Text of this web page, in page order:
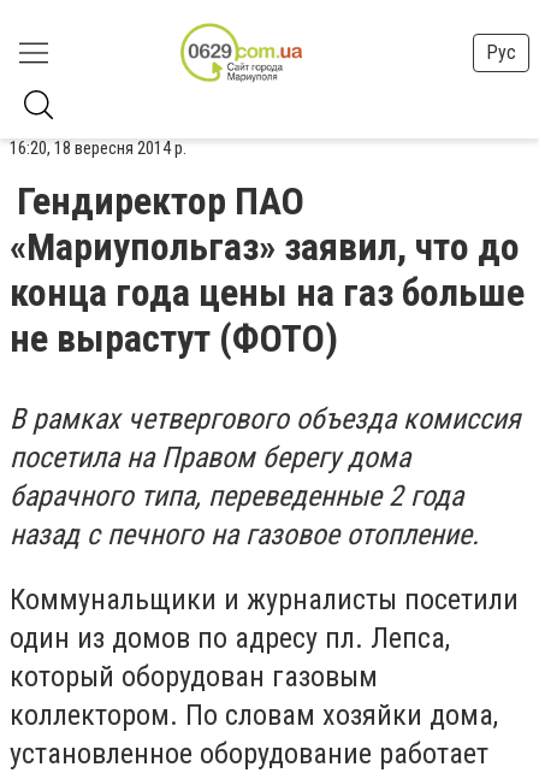
Рус
16:20, 18 вересня 2014 р.
Гендиректор ПАО
«Мариупольгаз» заявил, что до
конца года цены на газ больше
не вырастут (ФОТО)
В рамках четвергового объезда комиссия
посетила на Правом берегу дома
барачного типа, переведенные 2 года
назад с печного на газовое отопление.
Коммунальщики и журналисты посетили
один из домов по адресу пл. Лепса,
который оборудован газовым
коллектором. По словам хозяйки дома,
установленное оборудование работает